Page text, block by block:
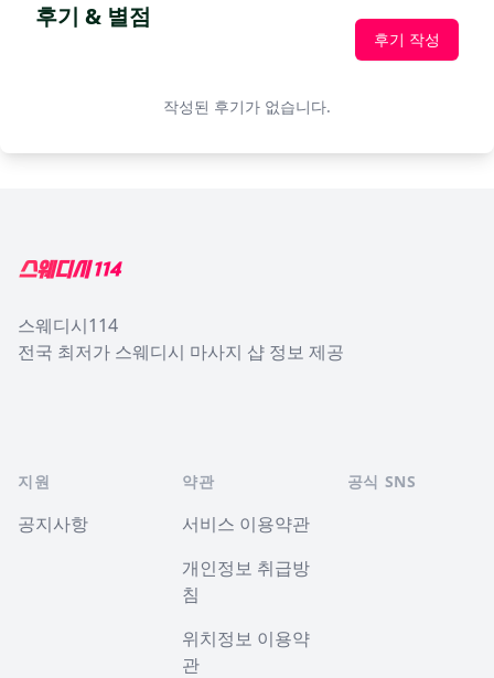
후기 & 별점
후기 작성
작성된 후기가 없습니다.
스웨디시114
전국 최저가 스웨디시 마사지 샵 정보 제공
지원
공지사항
약관
서비스 이용약관
개인정보 취급방
침
위치정보 이용약
관
공식 SNS